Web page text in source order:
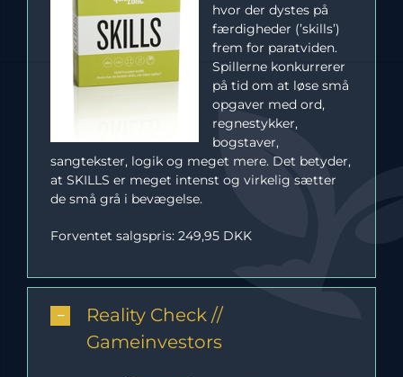
hvor der dystes på
færdigheder (’skills’)
frem for paratviden.
Spillerne konkurrerer
på tid om at løse små
opgaver med ord,
regnestykker,
bogstaver,
sangtekster, logik og meget mere. Det betyder,
at SKILLS er meget intenst og virkelig sætter
de små grå i bevægelse.
Forventet salgspris: 249,95 DKK
Reality Check //
Gameinvestors